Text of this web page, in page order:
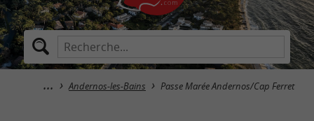
Andernos-les-Bains Passe Marée Andernos/Cap Ferret